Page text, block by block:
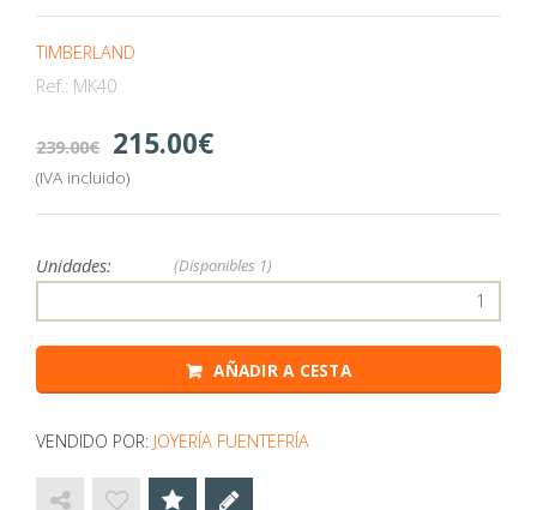
TIMBERLAND
Ref.: MK40
239.00 215.00
(IVA incluido)
Unidades: (Disponibles 1)
AÑADIR A CESTA
VENDIDO POR: JOYERÍA FUENTEFRÍA